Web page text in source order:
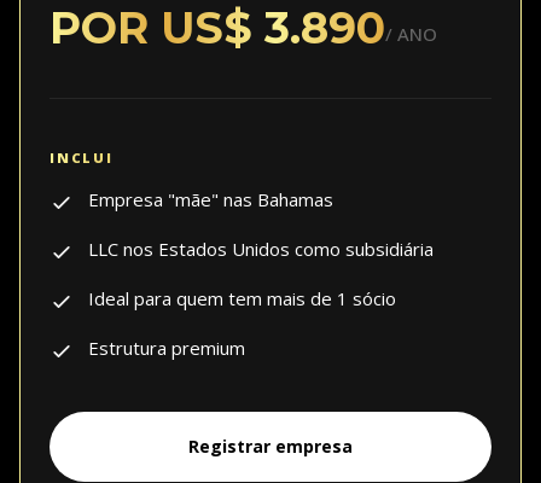
POR US$ 3.890/ ANO
Empresa "mãe" nas Bahamas
LLC nos Estados Unidos como subsidiária
Ideal para quem tem mais de 1 sócio
Estrutura premium
Registrar empresa